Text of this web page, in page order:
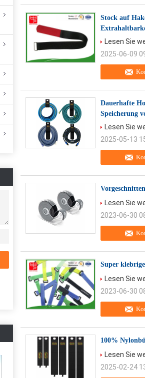
Stock auf
Lesen Sie
2025-06-09
Dauerhafte
Speicherung
Lesen Sie
2025-05-13
Lesen Sie
2023-06-30
Super
Lesen Sie
2023-06-30
100%
Lesen Sie
2025-02-24